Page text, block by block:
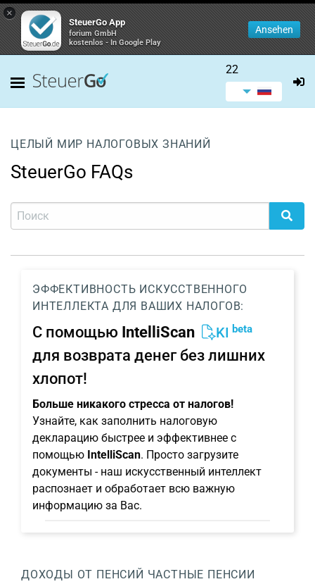
×
SteuerGo App
forium GmbH
kostenlos - In Google Play
Ansehen
22
ЦЕЛЫЙ МИР НАЛОГОВЫХ ЗНАНИЙ
SteuerGo FAQs
ЭФФЕКТИВНОСТЬ ИСКУССТВЕННОГО
ИНТЕЛЛЕКТА ДЛЯ ВАШИХ НАЛОГОВ:
С помощью IntelliScan KI beta
для возврата денег без лишних
хлопот!
Больше никакого стресса от налогов!
Узнайте, как заполнить налоговую
декларацию быстрее и эффективнее с
помощью IntelliScan. Просто загрузите
документы - наш искусственный интеллект
распознает и обработает всю важную
информацию за Вас.
ДОХОДЫ ОТ ПЕНСИЙ ЧАСТНЫЕ ПЕНСИИ